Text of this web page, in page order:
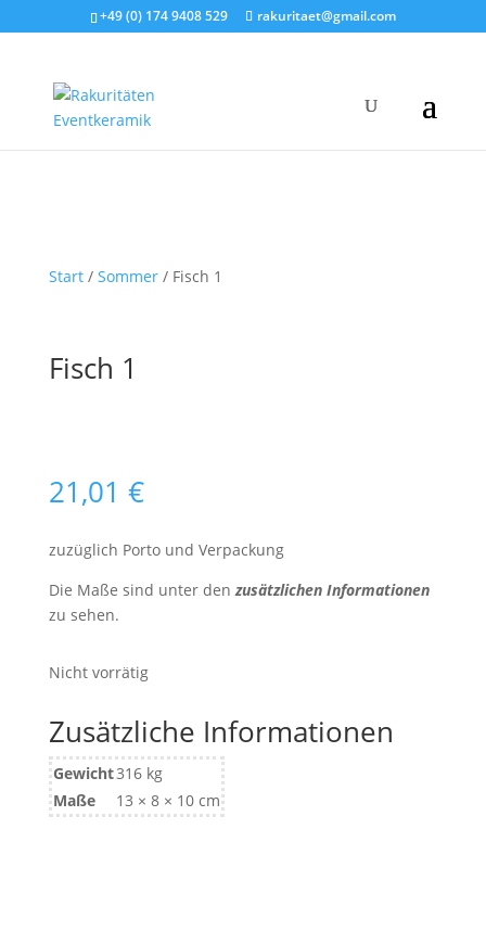
+49 (0) 174 9408 529 rakuritaet@gmail.com
Start/ Sommer/ Fisch 1
Fisch 1
21,01 €
zuzüglich Porto und Verpackung
Die Maße sind unter denzusätzlichen Informationen
zu sehen.
Nicht vorrätig
Zusätzliche Informationen
Gewicht316 kg
Maße
13 × 8 × 10 cm